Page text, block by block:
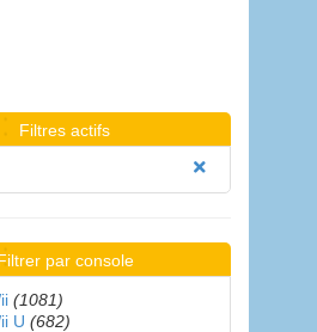
Filtres actifs
par console
(1081)
U (682)